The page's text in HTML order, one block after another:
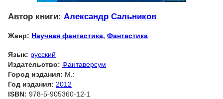
Автор книги: Александр Сальников
Жанр: Научная фантастика, Фантастика
Язык: русский
Издательство: Фантаверсум
Город издания: М.:
Год издания: 2012
ISBN: 978-5-905360-12-1